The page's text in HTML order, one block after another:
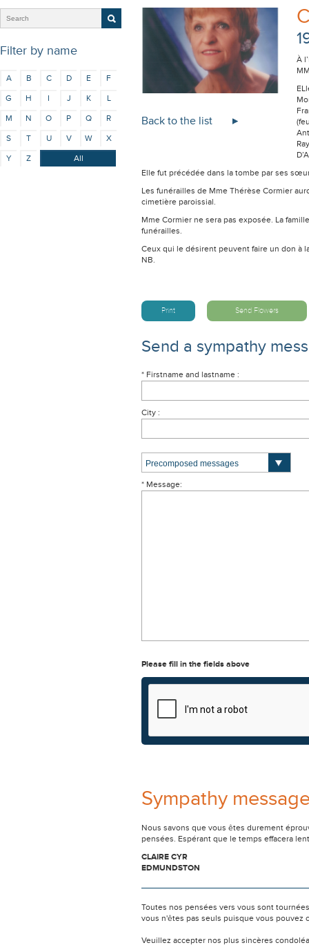
Filter by name
A B C D E
F
G
H I J K
L
M
N O P Q
R
S
T U V W
X
Y
Z All
Back to the list
À
Elle fut précédée dans la tombe par ses
Les funérailles de Mme Thérèse Cormier
cimetière paroissial.
Mme Cormier ne sera pas exposée. La
funérailles.
Ceux qui le désirent peuvent faire un don à
NB.
Print Send Flowers
Send a sympathy
* Firstname and lastname :
City :
* Message:
Please fill in the fields above
Sympathy
Nous savons que vous êtes durement
pensées. Espérant que le temps effacera
CLAIRE CYR
EDMUNDSTON
Toutes nos pensées vers vous sont
vous n'êtes pas seuls puisque vous pouvez
Veuillez accepter nos plus sincères